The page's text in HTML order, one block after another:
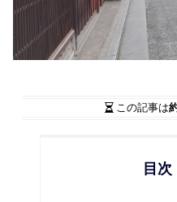
この記事は
目次